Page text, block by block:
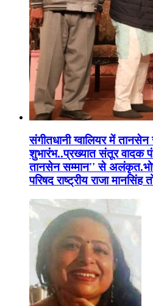
संगीतधानी ग्वालियर में
शुभारंभ..प्रख्यात संतूर वादक
तानसेन सम्मान'' से
परिषद राष्ट्रीय राजा मानसिंह